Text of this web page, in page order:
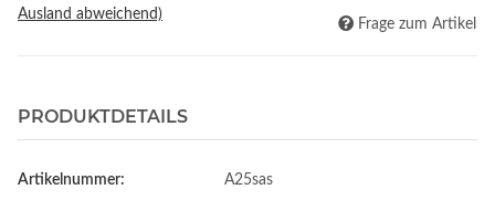
Ausland abweichend)
Frage zum Artikel
PRODUKTDETAILS
Artikelnummer:
A25sas